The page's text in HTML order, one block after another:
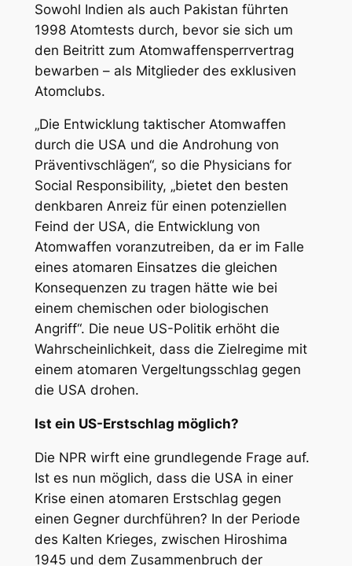
Sowohl Indien als auch Pakistan führten
1998 Atomtests durch, bevor sie sich um
den Beitritt zum Atomwaffensperrvertrag
bewarben – als Mitglieder des exklusiven
Atomclubs.
„Die Entwicklung taktischer Atomwaffen
durch die USA und die Androhung von
Präventivschlägen“, so die Physicians for
Social Responsibility, „bietet den besten
denkbaren Anreiz für einen potenziellen
Feind der USA, die Entwicklung von
Atomwaffen voranzutreiben, da er im Falle
eines atomaren Einsatzes die gleichen
Konsequenzen zu tragen hätte wie bei
einem chemischen oder biologischen
Angriff“. Die neue US-Politik erhöht die
Wahrscheinlichkeit, dass die Zielregime mit
einem atomaren Vergeltungsschlag gegen
die USA drohen.
Ist ein US-Erstschlag möglich?
Die NPR wirft eine grundlegende Frage auf.
Ist es nun möglich, dass die USA in einer
Krise einen atomaren Erstschlag gegen
einen Gegner durchführen? In der Periode
des Kalten Krieges, zwischen Hiroshima
1945 und dem Zusammenbruch der